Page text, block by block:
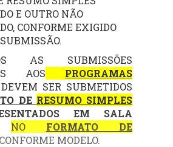
E OUTRO NÃO
CONFORME EXIGIDO
AS SUBMISSÕES
AOS
PROGRAMAS
DEVEM SER SUBMETIDOS
DE RESUMO SIMPLES
EM SALA
NO FORMATO DE
CONFORME MODELO.